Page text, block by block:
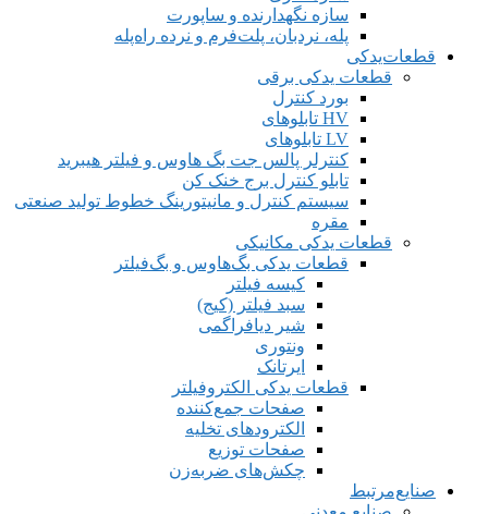
سازه‌ نگهدارنده و ساپورت‌
پله، نردبان‌، پلت‌فرم و نرده‌ راه‌پله
قطعات‌یدکی
قطعات یدکی برقی
بورد کنترل
HV تابلوهای
LV تابلوهای
کنترلر پالس جت بگ هاوس و فیلتر هیبرید
تابلو کنترل برج خنک کن
سیستم کنترل و مانیتورینگ خطوط تولید صنعتی
مقره
قطعات یدکی مکانیکی
قطعات یدکی بگ‌هاوس و بگ‌فیلتر
کیسه فیلتر
سبد فیلتر (کیج)
شیر دیافراگمی
ونتوری
ایرتانک
قطعات یدکی الکتروفیلتر
صفحات جمع‌کننده
الکترودهای تخلیه
صفحات توزیع
چکش‌های ضربه‌زن
صنایع‌مرتبط